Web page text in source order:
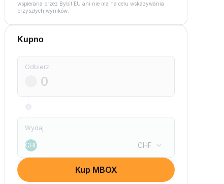
wspierana przez Bybit EU ani nie ma na celu wskazywania
przyszłych wyników.
Kupno
Odbierz
Wydaj
CHF CHF
Kup MBOX